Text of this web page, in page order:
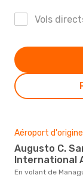
Vols
Aéroport d'origine
Augusto C. Sandino
International
En volant de